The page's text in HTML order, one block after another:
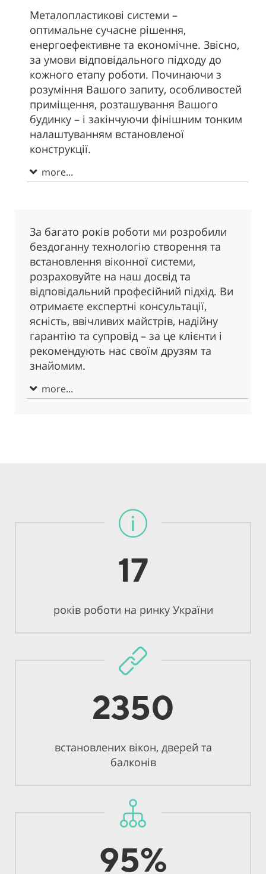
Металопластикові системи –
оптимальне сучасне рішення,
енергоефективне та економічне. Звісно,
за умови відповідального підходу до
кожного етапу роботи. Починаючи з
розуміння Вашого запиту, особливостей
приміщення, розташування Вашого
будинку – і закінчуючи фінішним тонким
налаштуванням встановленої
конструкції.
more...
За багато років роботи ми розробили
бездоганну технологію створення та
встановлення віконної системи,
розраховуйте на наш досвід та
відповідальний професійний підхід. Ви
отримаєте експертні консультації,
ясність, ввічливих майстрів, надійну
гарантію та супровід – за це клієнти і
рекомендують нас своїм друзям та
знайомим.
more...
17
років роботи на ринку України
2350
встановлених вікон, дверей та
балконів
95%